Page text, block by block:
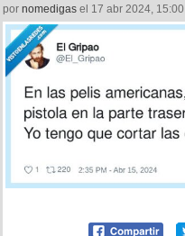
por nomedigas el 17 abr 2024, 15:00